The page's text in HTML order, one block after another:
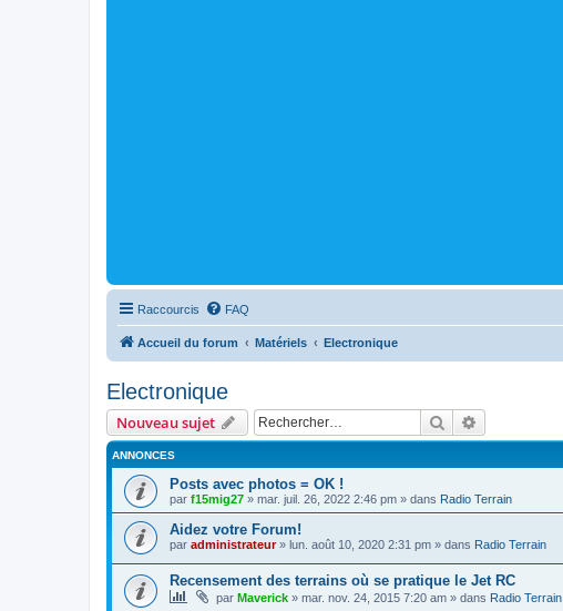
Raccourcis FAQ
Accueil du forum Matériels Electronique
Electronique
Nouveau sujet Rechercher
ANNONCES
Posts avec photos = OK !
par f15mig27 » mar. juil. 26, 2022 2:46 pm » dans Radio Terrain
Aidez votre Forum!
par administrateur» lun. août 10, 2020 2:31 pm » dans Radio Terrain
Recensement des terrains où se pratique le Jet RC
par Maverick » mar. nov. 24, 2015 7:20 am » dans Radio Terrain